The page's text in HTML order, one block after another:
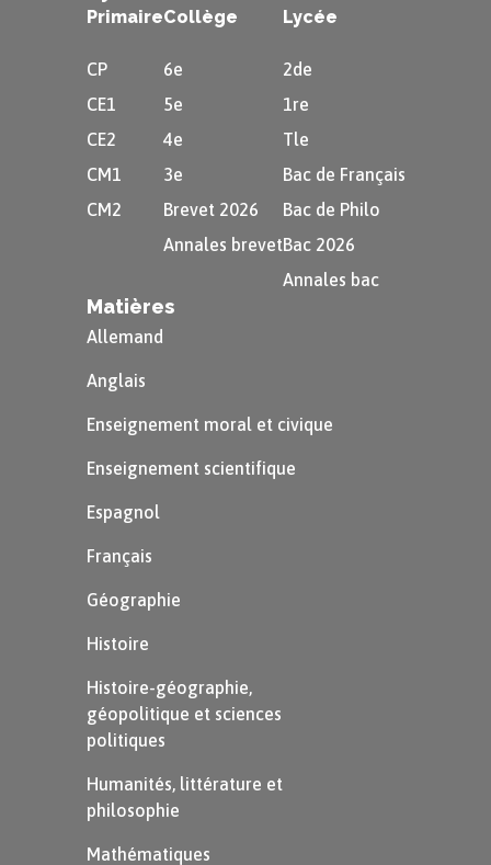
Primaire
CP
CE1
CE2
CM1
CM2
Collège
6e
5e
4e
3e
Brevet 2026
Annales brevet
Lycée
2de
1re
Tle
Bac de Français
Bac de Philo
Bac 2026
Annales bac
Matières
Allemand
Anglais
Enseignement moral et civique
Enseignement scientifique
Espagnol
Français
Géographie
Histoire
Histoire-géographie,
géopolitique et sciences
politiques
Humanités, littérature et
philosophie
Mathématiques